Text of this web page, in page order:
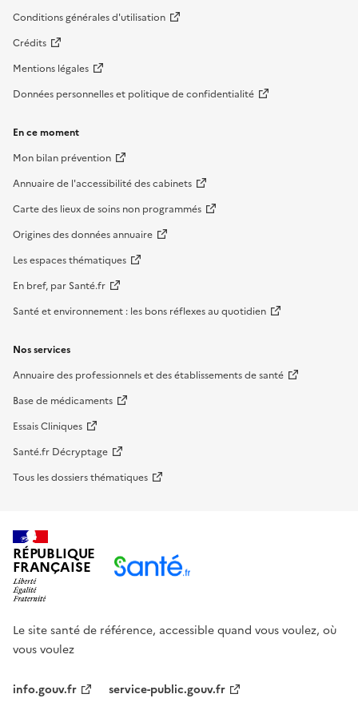
Conditions générales d'utilisation
Crédits
Mentions légales
Données personnelles et politique de confidentialité
En ce moment
Mon bilan prévention
Annuaire de l'accessibilité des cabinets
Carte des lieux de soins non programmés
Origines des données annuaire
Les espaces thématiques
En bref, par Santé.fr
Santé et environnement : les bons réflexes au quotidien
Nos services
Annuaire des professionnels et des établissements de santé
Base de médicaments
Essais Cliniques
Santé.fr Décryptage
Tous les dossiers thématiques
RÉPUBLIQUE
FRANÇAISE
Le site santé de référence, accessible quand vous voulez, où
vous voulez
info.gouv.fr
service-public.gouv.fr